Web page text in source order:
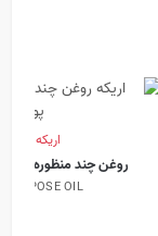
اریکه · Erikeh
روغن چند منظوره و
PURPOSE OIL